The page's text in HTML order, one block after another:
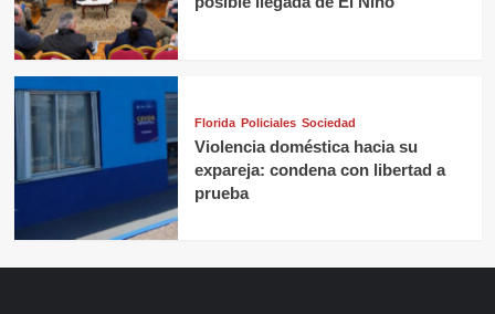
Florida Policiales Sociedad
Violencia doméstica hacia su
expareja: condena con libertad a
prueba